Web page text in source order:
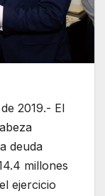
2019.- El
deuda
millones
ejercicio